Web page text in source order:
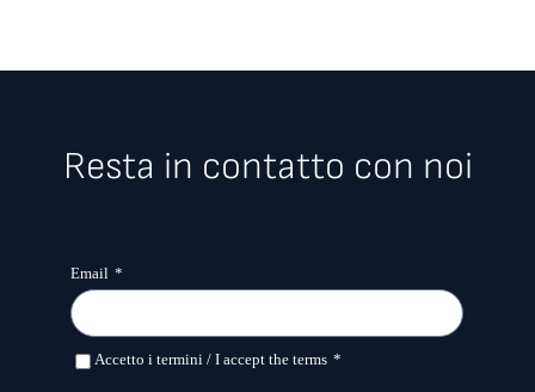
Resta in contatto con noi